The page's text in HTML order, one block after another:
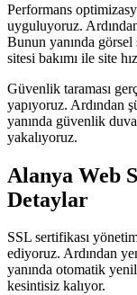
Performans
uyguluyoruz.
Bunun yanında görsel
sitesi bakımı ile site
Güvenlik taraması
yapıyoruz. Ardından
yanında güvenlik
yakalıyoruz.
Alanya Web
Detaylar
SSL sertifikası
ediyoruz. Ardından
yanında otomatik
kesintisiz kalıyor.